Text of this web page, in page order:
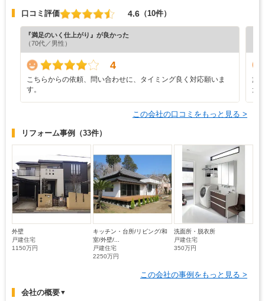
口コミ評価 4.6 （10件）
『満足のいく仕上がり』が良かった
（70代／男性）
4
こちらからの依頼、問い合わせに、タイミング良く対応願いま
す。
施
た
この会社の口コミをもっと見る >
リフォーム事例 （33件）
外壁
戸建住宅
1150万円
キッチン・台所/リビング/和
室/外壁/...
戸建住宅
2250万円
洗面所・脱衣所
戸建住宅
350万円
この会社の事例をもっと見る >
会社の概要▼